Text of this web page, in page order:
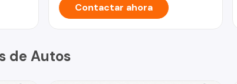
Contactar ahora
de Autos